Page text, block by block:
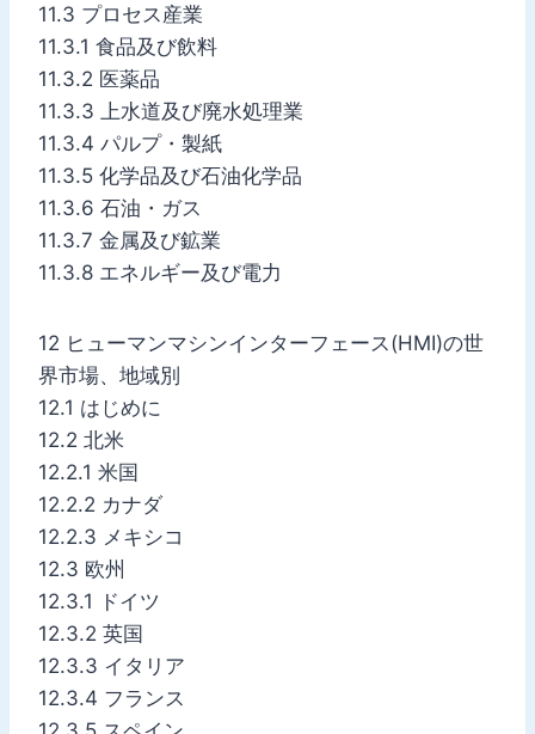
11.3 プロセス産業
11.3.1 食品及び飲料
11.3.2 医薬品
11.3.3 上水道及び廃水処理業
11.3.4 パルプ・製紙
11.3.5 化学品及び石油化学品
11.3.6 石油・ガス
11.3.7 金属及び鉱業
11.3.8 エネルギー及び電力
12 ヒューマンマシンインターフェース(HMI)の世
界市場、地域別
12.1 はじめに
12.2 北米
12.2.1 米国
12.2.2 カナダ
12.2.3 メキシコ
12.3 欧州
12.3.1 ドイツ
12.3.2 英国
12.3.3 イタリア
12.3.4 フランス